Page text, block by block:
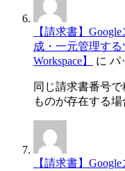
【請求書】
成・一元管理す
Workspace】
に パ
同じ請求書番号
ものが存在する
【請求書】